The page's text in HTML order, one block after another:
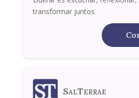
transformar juntos
SalTerrae